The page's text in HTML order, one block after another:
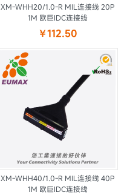
XM-WHH20/1.0-R MIL连接线 20P
1M 欧巨IDC连接线
￥112.50
XM-WHH40/1.0-R MIL连接线 40P
1M 欧巨IDC连接线